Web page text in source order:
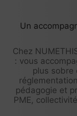
Un
Chez
: vous
plus sobre
pédagogie et
PME,